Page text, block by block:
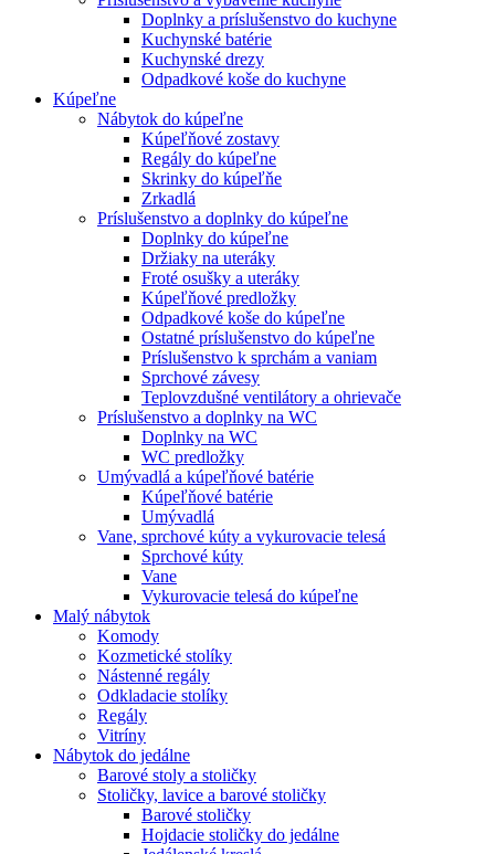
Doplnky a príslušenstvo do kuchyne
Kuchynské batérie
Kuchynské drezy
Odpadkové koše do kuchyne
Kúpeľne
Nábytok do kúpeľne
Kúpeľňové zostavy
Regály do kúpeľne
Skrinky do kúpeľňe
Zrkadlá
Príslušenstvo a doplnky do kúpeľne
Doplnky do kúpeľne
Držiaky na uteráky
Froté osušky a uteráky
Kúpeľňové predložky
Odpadkové koše do kúpeľne
Ostatné príslušenstvo do kúpeľne
Príslušenstvo k sprchám a vaniam
Sprchové závesy
Teplovzdušné ventilátory a ohrievače
Príslušenstvo a doplnky na WC
Doplnky na WC
WC predložky
Umývadlá a kúpeľňové batérie
Kúpeľňové batérie
Umývadlá
Vane, sprchové kúty a vykurovacie telesá
Sprchové kúty
Vane
Vykurovacie telesá do kúpeľne
Malý nábytok
Komody
Kozmetické stolíky
Nástenné regály
Odkladacie stolíky
Regály
Vitríny
Nábytok do jedálne
Barové stoly a stoličky
Stoličky, lavice a barové stoličky
Barové stoličky
Hojdacie stoličky do jedálne